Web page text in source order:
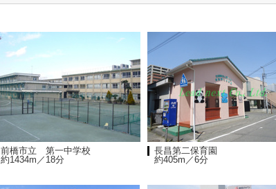
前橋市立 第一中学校
約1434m／18分
長昌第二保育園
約405m／6分